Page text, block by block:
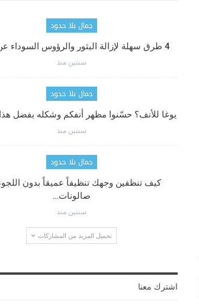
جمال بلا حدود
4 طرق سهلة لإزالة البثور والرؤوس السوداء عن الظهر
سنتين منذ
جمال بلا حدود
يوغا للأنف؟ حسّنوا مظهر أنفكم وشكله بفضل هذا
سنتين منذ
جمال بلا حدود
كيف تنظفين وجهك تنظيفاً عميقاً بدون
صالونات…
سنتين منذ
تحميل المزيد من المشاركات
اشترك معنا